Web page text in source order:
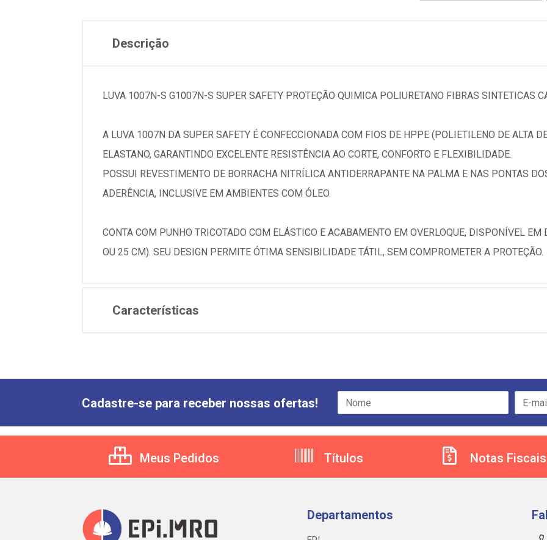
Descrição
LUVA 1007N-S G1007N-S SUPER SAFETY PROTEÇÃO QUIMICA POLIURETANO FIBRAS SINTETICAS
A LUVA 1007N DA SUPER SAFETY É CONFECCIONADA COM FIOS DE HPPE (POLIETILENO DE ALTA
ELASTANO, GARANTINDO EXCELENTE RESISTÊNCIA AO CORTE, CONFORTO E FLEXIBILIDADE.
POSSUI REVESTIMENTO DE BORRACHA NITRÍLICA ANTIDERRAPANTE NA PALMA E NAS PONTAS
ADERÊNCIA, INCLUSIVE EM AMBIENTES COM ÓLEO.
CONTA COM PUNHO TRICOTADO COM ELÁSTICO E ACABAMENTO EM OVERLOQUE, DISPONÍVEL
OU 25 CM). SEU DESIGN PERMITE ÓTIMA SENSIBILIDADE TÁTIL, SEM COMPROMETER A PROTEÇÃO.
Características
Cadastre-se para receber nossas ofertas!
Meus Pedidos Títulos Notas Fiscais
Departamentos